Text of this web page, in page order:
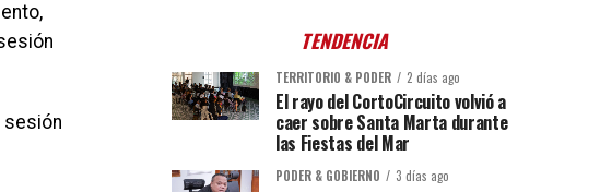
sesión
TENDENCIA
TERRITORIO & PODER 2 días ago
El rayo del CortoCircuito volvió a
caer sobre Santa Marta durante
las Fiestas del Mar
PODER & GOBIERNO 3 días ago